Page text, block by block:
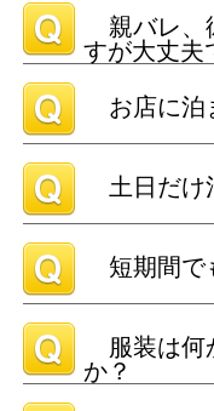
親バレ、
すが大丈夫
お店に泊
土日だけ
短期間で
服装は何
か？